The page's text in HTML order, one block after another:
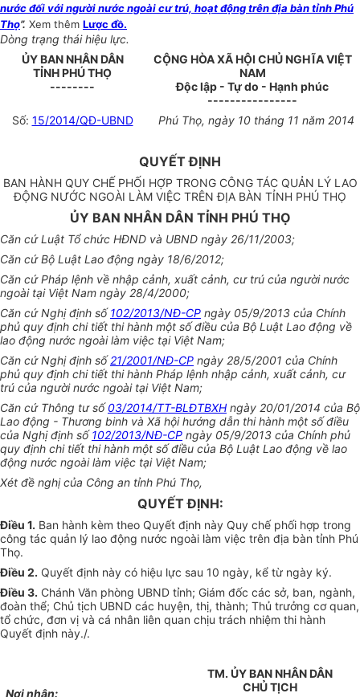
nước đối với người nước ngoài cư trú, hoạt động trên địa bàn tỉnh Phú
Thọ”. Xem thêm Lược đồ.
Dòng trạng thái hiệu lực.
ỦY BAN NHÂN DÂN
TỈNH PHÚ THỌ
--------
CỘNG HÒA XÃ HỘI CHỦ NGHĨA VIỆT
NAM
Độc lập - Tự do - Hạnh phúc
----------------
Số: 15/2014/QĐ-UBND Phú Thọ, ngày 10 tháng 11 năm 2014
QUYẾT ĐỊNH
BAN HÀNH QUY CHẾ PHỐI HỢP TRONG CÔNG TÁC QUẢN LÝ LAO
ĐỘNG NƯỚC NGOÀI LÀM VIỆC TRÊN ĐỊA BÀN TỈNH PHÚ THỌ
ỦY BAN NHÂN DÂN TỈNH PHÚ THỌ
Căn cứ Luật Tổ chức HĐND và UBND ngày 26/11/2003;
Căn cứ Bộ Luật Lao động ngày 18/6/2012;
Căn cứ Pháp lệnh về nhập cảnh, xuất cảnh, cư trú của người nước
ngoài tại Việt Nam ngày 28/4/2000;
Căn cứ Nghị định số102/2013/NĐ-CP ngày 05/9/2013 của Chính
phủ quy định chi tiết thi hành một số điều của Bộ Luật Lao động về
lao động nước ngoài làm việc tại Việt Nam;
Căn cứ Nghị định số21/2001/NĐ-CP ngày 28/5/2001 của Chính
phủ quy định chi tiết thi hành Pháp lệnh nhập cảnh, xuất cảnh, cư
trú của người nước ngoài tại Việt Nam;
Căn cứ Thông tư số03/2014/TT-BLĐTBXH ngày 20/01/2014 của Bộ
Lao động - Thương binh và Xã hội hướng dẫn thi hành một số điều
của Nghị định số102/2013/NĐ-CP ngày 05/9/2013 của Chính phủ
quy định chi tiết thi hành một số điều của Bộ Luật Lao động về lao
động nước ngoài làm việc tại Việt Nam;
Xét đề nghị của Công an tỉnh Phú Thọ,
QUYẾT ĐỊNH:
Điều 1. Ban hành kèm theo Quyết định này Quy chế phối hợp trong
công tác quản lý lao động nước ngoài làm việc trên địa bàn tỉnh Phú
Thọ.
Điều 2. Quyết định này có hiệu lực sau 10 ngày, kể từ ngày ký.
Điều 3. Chánh Văn phòng UBND tỉnh; Giám đốc các sở, ban, ngành,
đoàn thể; Chủ tịch UBND các huyện, thị, thành; Thủ trưởng cơ quan,
tổ chức, đơn vị và cá nhân liên quan chịu trách nhiệm thi hành
Quyết định này./.
Nơi nhận:
TM. ỦY BAN NHÂN DÂN
CHỦ TỊCH